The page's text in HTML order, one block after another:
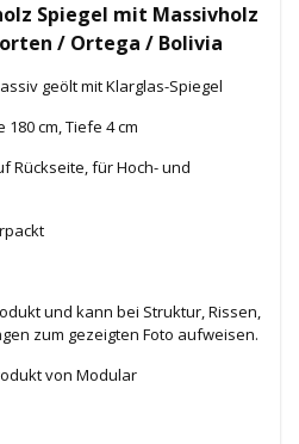
Spiegel mit Massivholz
/ Ortega / Bolivia
geölt mit Klarglas-Spiegel
180 cm, Tiefe 4 cm
Rückseite, für Hoch- und
und kann bei Struktur, Rissen,
zum gezeigten Foto aufweisen.
von Modular